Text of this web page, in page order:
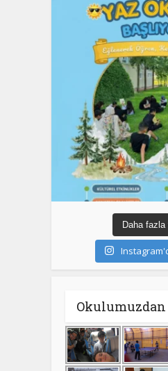
Daha fazla
Okulumuzdan